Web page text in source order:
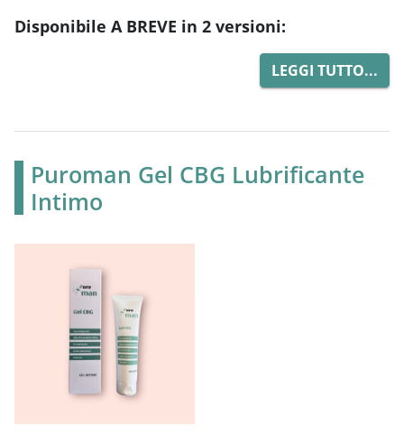
Disponibile A BREVE in 2 versioni:
LEGGI TUTTO...
Puroman Gel CBG Lubrificante
Intimo